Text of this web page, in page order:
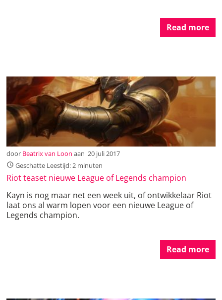
Read more
door Beatrix van Loon aan 20 juli 2017
Geschatte Leestijd: 2 minuten
Riot teaset nieuwe League of Legends champion
Kayn is nog maar net een week uit, of ontwikkelaar Riot
laat ons al warm lopen voor een nieuwe League of
Legends champion.
Read more